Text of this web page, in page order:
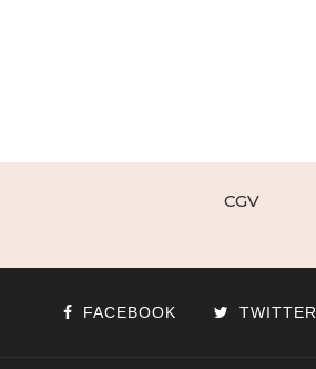
CGV
FACEBOOK TWITTER